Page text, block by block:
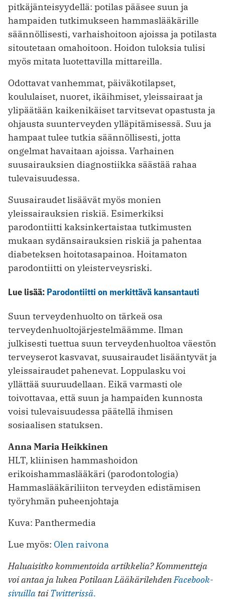
pitkäjänteisyydellä: potilas pääsee suun ja
hampaiden tutkimukseen hammaslääkärille
säännöllisesti, varhaishoitoon ajoissa ja potilasta
sitoutetaan omahoitoon. Hoidon tuloksia tulisi
myös mitata luotettavilla mittareilla.
Odottavat vanhemmat, päiväkotilapset,
koululaiset, nuoret, ikäihmiset, yleissairaat ja
ylipäätään kaikenikäiset tarvitsevat opastusta ja
ohjausta suunterveyden ylläpitämisessä. Suu ja
hampaat tulee tutkia säännöllisesti, jotta
ongelmat havaitaan ajoissa. Varhainen
suusairauksien diagnostiikka säästää rahaa
tulevaisuudessa.
Suusairaudet lisäävät myös monien
yleissairauksien riskiä. Esimerkiksi
parodontiitti kaksinkertaistaa tutkimusten
mukaan sydänsairauksien riskiä ja pahentaa
diabeteksen hoitotasapainoa. Hoitamaton
parodontiitti on yleisterveysriski.
Lue lisää: Parodontiitti on merkittävä kansantauti
Suun terveydenhuolto on tärkeä osa
terveydenhuoltojärjestelmäämme. Ilman
julkisesti tuettua suun terveydenhuoltoa väestön
terveyserot kasvavat, suusairaudet lisääntyvät ja
yleissairaudet pahenevat. Loppulasku voi
yllättää suuruudellaan. Eikä varmasti ole
toivottavaa, että suun ja hampaiden kunnosta
voisi tulevaisuudessa päätellä ihmisen
sosiaalisen statuksen.
Anna Maria Heikkinen
HLT, kliinisen hammashoidon
erikoishammaslääkäri (parodontologia)
Hammaslääkäriliiton terveyden edistämisen
työryhmän puheenjohtaja
Kuva: Panthermedia
Lue myös: Olen raivona
Haluaisitko kommentoida artikkelia? Kommentteja
voi antaa ja lukea Potilaan LääkärilehdenFacebook-
sivuilla taiTwitterissä.